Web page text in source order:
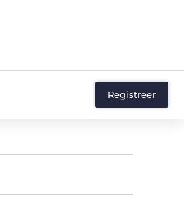
Registreer